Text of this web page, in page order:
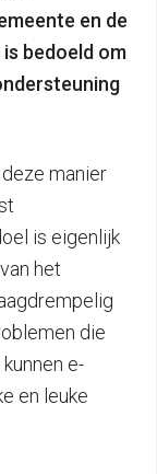
en de
bedoeld om
manier
is eigenlijk
het
die
e-
en leuke